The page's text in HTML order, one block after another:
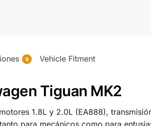
0 Vehicle Fitment
Tiguan MK2
1.8L y 2.0L (EA888),